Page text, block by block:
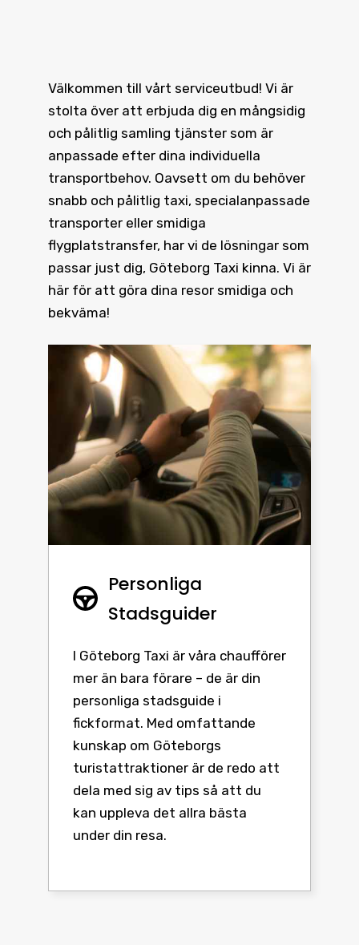
Välkommen till vårt serviceutbud! Vi är
stolta över att erbjuda dig en mångsidig
och pålitlig samling tjänster som är
anpassade efter dina individuella
transportbehov. Oavsett om du behöver
snabb och pålitlig taxi, specialanpassade
transporter eller smidiga
flygplatstransfer, har vi de lösningar som
passar just dig, Göteborg Taxi kinna. Vi är
här för att göra dina resor smidiga och
bekväma!
Personliga
Stadsguider
I Göteborg Taxi är våra chaufförer
mer än bara förare – de är din
personliga stadsguide i
fickformat. Med omfattande
kunskap om Göteborgs
turistattraktioner är de redo att
dela med sig av tips så att du
kan uppleva det allra bästa
under din resa.